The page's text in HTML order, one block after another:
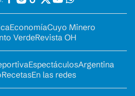
EconomíaCuyo Minero
VerdeRevista OH
EspectáculosArgentina
RecetasEn las redes